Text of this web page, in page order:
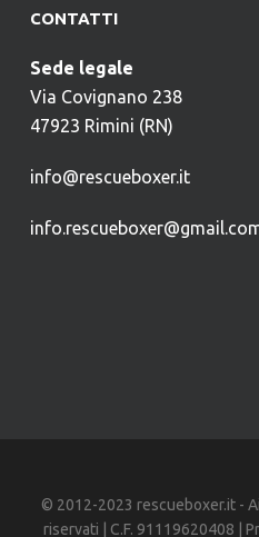
CONTATTI
Sede legale
Via Covignano 238
47923 Rimini (RN)
info@rescueboxer.it
© 2012-2023 rescueboxer.it -
riservati | C.F. 91119620408 |